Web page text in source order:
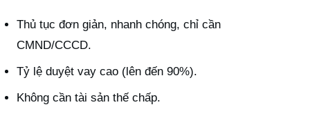
Thủ tục đơn giản, nhanh chóng, chỉ cần
CMND/CCCD.
Tỷ lệ duyệt vay cao (lên đến 90%).
Không cần tài sản thế chấp.